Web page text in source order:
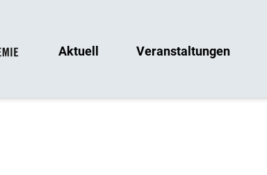
Aktuell Veranstaltungen